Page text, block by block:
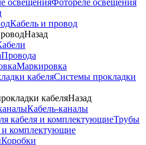
Фотореле освещения
Кабель и провод
Назад
Провода
Маркировка
Системы прокладки
кабеляНазад
Кабель-каналы
Трубы
и комплектующие
Коробки